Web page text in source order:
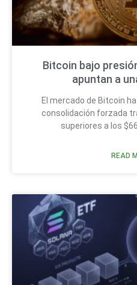
Bitcoin bajo
apuntan a
El mercado de Bitcoin
consolidación forzada
superiores a los
READ